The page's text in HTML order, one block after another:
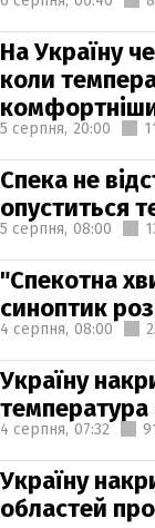
На Україну
коли
5 серпня, 20:00
Спека не
опуститься
5 серпня, 08:00
"Спекотна
синоптик
4 серпня, 08:00
Україну
температура
4 серпня, 07:32
Україну
областей